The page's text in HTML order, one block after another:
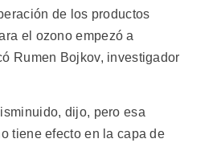
de los productos
el ozono empezó a
Rumen Bojkov, investigador
dijo, pero esa
tiene efecto en la capa de